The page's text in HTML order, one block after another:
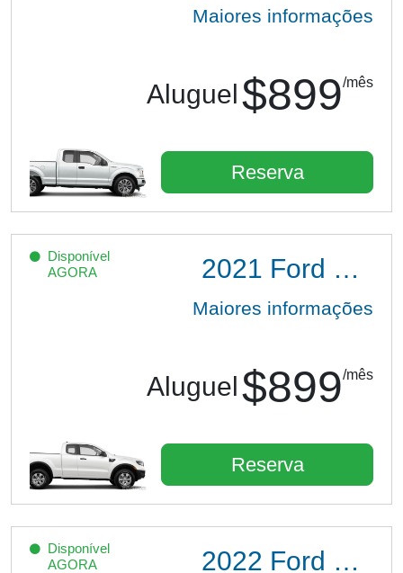
Maiores informações
Aluguel $899/mês
Reserva
Disponível
AGORA
2021 Ford Ranger XL Ext Cab
Maiores informações
Aluguel $899/mês
Reserva
Disponível
AGORA
2022 Ford Escape SE Hybrid